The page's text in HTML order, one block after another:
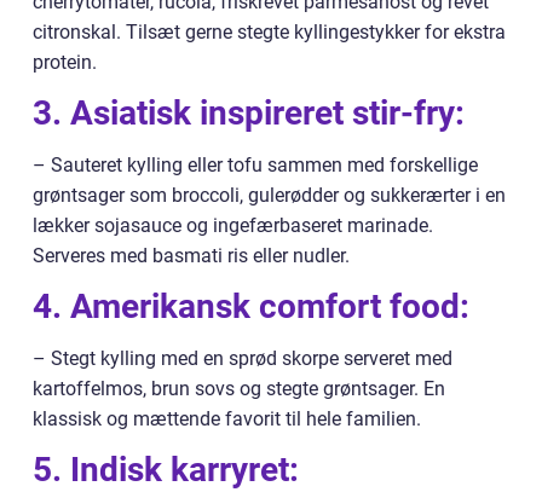
citronskal. Tilsæt gerne stegte kyllingestykker for ekstra
protein.
3. Asiatisk inspireret stir-fry:
– Sauteret kylling eller tofu sammen med forskellige
grøntsager som broccoli, gulerødder og sukkerærter i en
lækker sojasauce og ingefærbaseret marinade.
Serveres med basmati ris eller nudler.
4. Amerikansk comfort food:
– Stegt kylling med en sprød skorpe serveret med
kartoffelmos, brun sovs og stegte grøntsager. En
klassisk og mættende favorit til hele familien.
5. Indisk karryret: